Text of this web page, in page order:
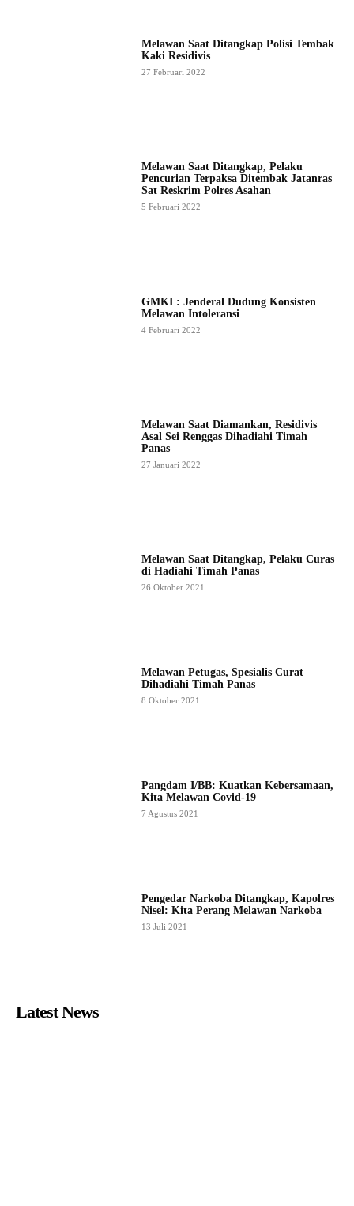
Melawan Saat Ditangkap Polisi Tembak
Kaki Residivis
27 Februari 2022
Melawan Saat Ditangkap, Pelaku
Pencurian Terpaksa Ditembak Jatanras
Sat Reskrim Polres Asahan
5 Februari 2022
GMKI : Jenderal Dudung Konsisten
Melawan Intoleransi
4 Februari 2022
Melawan Saat Diamankan, Residivis
Asal Sei Renggas Dihadiahi Timah
Panas
27 Januari 2022
Melawan Saat Ditangkap, Pelaku Curas
di Hadiahi Timah Panas
26 Oktober 2021
Melawan Petugas, Spesialis Curat
Dihadiahi Timah Panas
8 Oktober 2021
Pangdam I/BB: Kuatkan Kebersamaan,
Kita Melawan Covid-19
7 Agustus 2021
Pengedar Narkoba Ditangkap, Kapolres
Nisel: Kita Perang Melawan Narkoba
13 Juli 2021
Latest News